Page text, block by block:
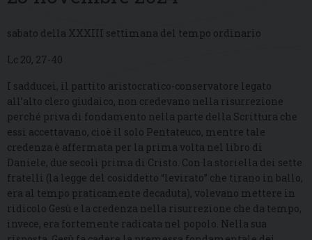
sabato della XXXIII settimana del tempo ordinario
Lc 20, 27-40
I sadducei, il partito aristocratico-conservatore legato
all’alto clero giudaico, non credevano nella risurrezione
perché priva di fondamento nella parte della Scrittura che
essi accettavano, cioè il solo Pentateuco, mentre tale
credenza è affermata per la prima volta nel libro di
Daniele, due secoli prima di Cristo. Con la storiella dei sette
fratelli (la legge del cosiddetto “levirato” che tirano in ballo,
era al tempo praticamente decaduta), volevano mettere in
ridicolo Gesù e la credenza nella risurrezione che da tempo,
invece, era fortemente radicata nel popolo. Nella sua